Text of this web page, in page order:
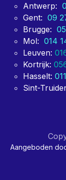
Antwerp:
Gent: 09
Brugge:
Mol: 014
Leuven:
Kortrijk:
Hasselt:
Sint-
Aangeboden